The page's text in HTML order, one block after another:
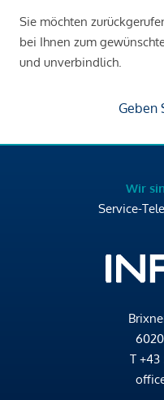
Sie möchten
bei Ihnen zum
und unverbindlich.
Geben
Wir
Service-
T +43